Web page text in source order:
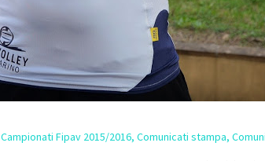
Campionati Fipav 2015/2016, Comunicati stampa,